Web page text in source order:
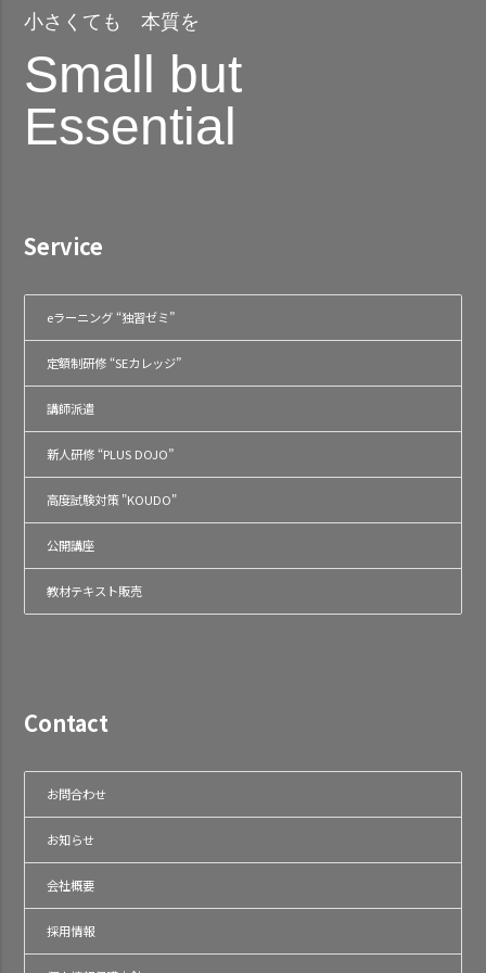
小さくても 本質を
Small but
Essential
Service
eラーニング “独習ゼミ”
定額制研修 “SEカレッジ”
講師派遣
新人研修 “PLUS DOJO”
高度試験対策 "KOUDO"
公開講座
教材テキスト販売
Contact
お問合わせ
お知らせ
会社概要
採用情報